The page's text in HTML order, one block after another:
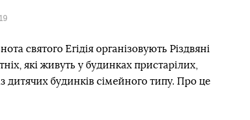
святого Егідія організовують Різдвяні
які живуть у будинках пристарілих,
дитячих будинків сімейного типу. Про це